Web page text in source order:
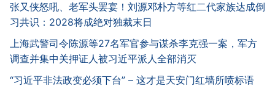
张又侠怒吼、老军头罢宴！刘源邓朴方等红二代家族达成倒
习共识：2028将成绝对独裁末日
上海武警司令陈源等27名军官参与谋杀李克强一案，军方
调查并集中关押证人被习近平派人全部消灭
“习近平非法政变必须下台” – 这才是天安门红墙所喷标语